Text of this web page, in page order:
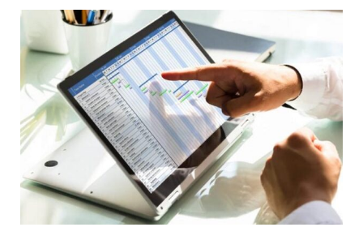
CARPE DIEM CONSÓRCIOS
SOLICITAR PROPOSTA
BLOG